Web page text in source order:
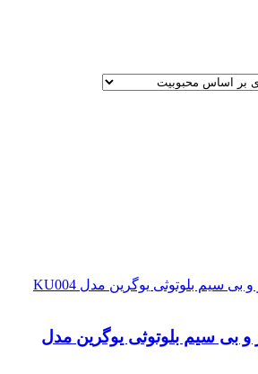
و بی سیم بلوتوثی یوگرین مدل